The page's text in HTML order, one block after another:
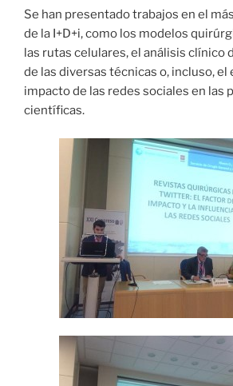
Se han presentado trabajos en el
de la I+D+i, como los modelos
las rutas celulares, el análisis clínico
de las diversas técnicas o, incluso, el
impacto de las redes sociales en las
científicas.